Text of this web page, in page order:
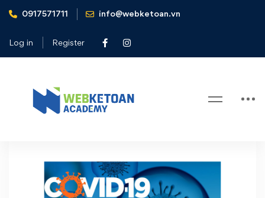
0917571711 info@webketoan.vn
Log in Register
Home chi phí được trừ
Tag: chi phí được trừ